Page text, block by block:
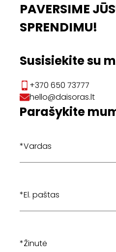
PAVERSIME
SPRENDIMU!
Susisiekite su
+370 650 73777
hello@daisoras.lt
Parašykite